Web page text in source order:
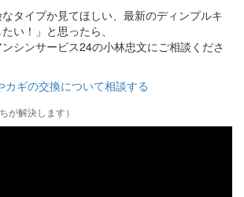
なタイプか見てほしい、最新のディンプルキ
い！」と思ったら、
シンサービス24の小林忠文にご相談くださ
カギの交換について相談する
が解決します）